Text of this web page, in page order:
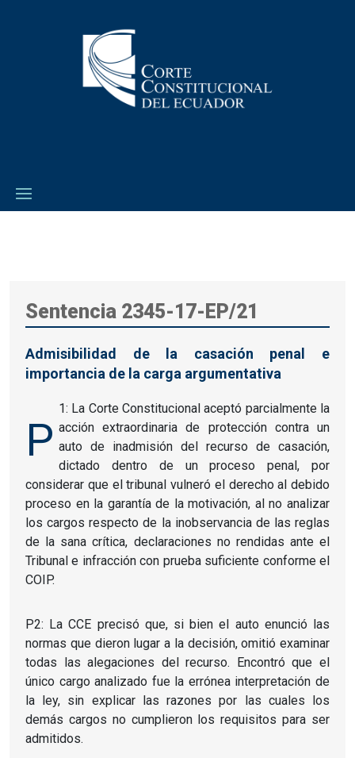
Sentencia 2345-17-EP/21
Admisibilidad de la casación penal e
importancia de la carga argumentativa
P
1: La Corte Constitucional aceptó parcialmente la
acción extraordinaria de protección contra un
auto de inadmisión del recurso de casación,
dictado dentro de un proceso penal, por
considerar que el tribunal vulneró el derecho al debido
proceso en la garantía de la motivación, al no analizar
los cargos respecto de la inobservancia de las reglas
de la sana crítica, declaraciones no rendidas ante el
Tribunal e infracción con prueba suficiente conforme el
COIP.
P2: La CCE precisó que, si bien el auto enunció las
normas que dieron lugar a la decisión, omitió examinar
todas las alegaciones del recurso. Encontró que el
único cargo analizado fue la errónea interpretación de
la ley, sin explicar las razones por las cuales los
demás cargos no cumplieron los requisitos para ser
admitidos.